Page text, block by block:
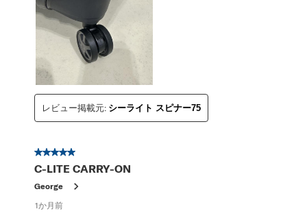
レビュー掲載元: シーライト スピナー75
星5／5個です。
C-LITE CARRY-ON
George
1か月前